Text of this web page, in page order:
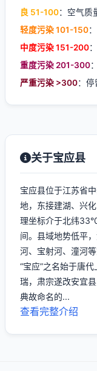
良 51-100：空气质
轻度污染 101-150
中度污染 151-200
重度污染 201-300
严重污染 >300：停
关于宝应县
宝应县位于江苏省
地，东接建湖、兴
理坐标介于北纬
间。县域地势低平
河、宝射河、潼河等
“宝应”之名始于唐
瑞，肃宗遂改安宜
典故命名的...
查看完整介绍